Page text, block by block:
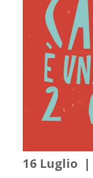
Scarica
16 Luglio |